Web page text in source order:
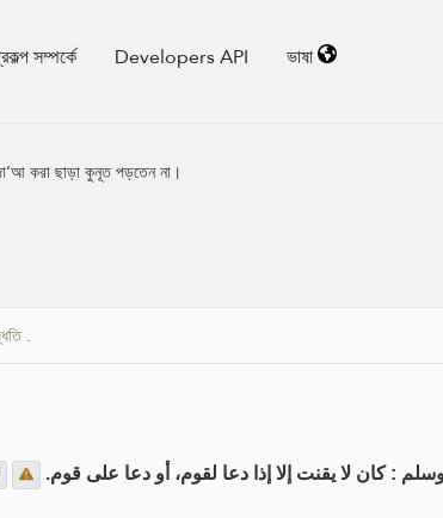
সম্পর্কে Developers API ভাষা
করা ছাড়া কুনূত পড়তেন না।
.
: كان لا يقنت إلا إذا دعا لقوم، أو دعا على قوم.